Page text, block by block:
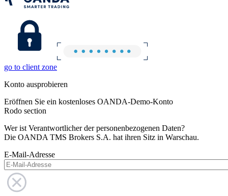
go to client zone
Konto ausprobieren
Eröffnen Sie ein kostenloses OANDA-Demo-Konto
Rodo section
Wer ist Verantwortlicher der personenbezogenen Daten?
Die OANDA TMS Brokers S.A. hat ihren Sitz in Warschau.
E-Mail-Adresse